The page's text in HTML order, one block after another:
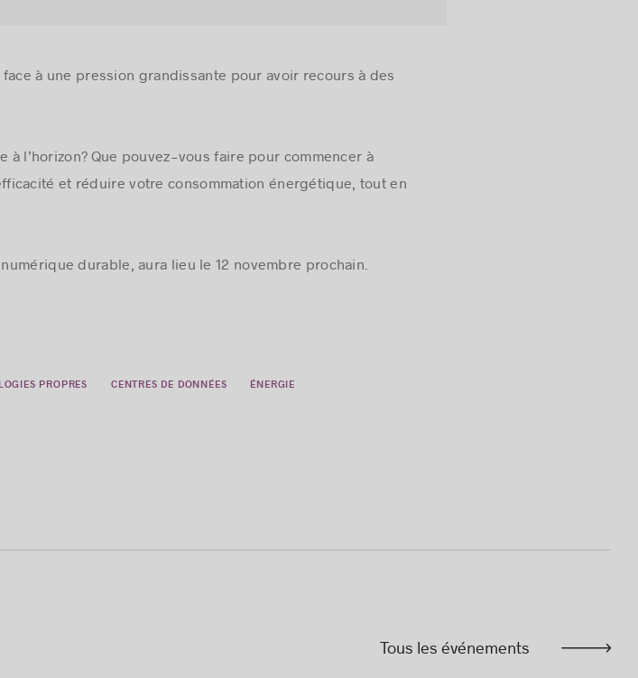
à une pression grandissante pour avoir recours à des
l’horizon? Que pouvez-vous faire pour commencer à
et réduire votre consommation énergétique, tout en
durable, aura lieu le 12 novembre prochain.
PROPRES CENTRES DE DONNÉES ÉNERGIE
Tous les événements